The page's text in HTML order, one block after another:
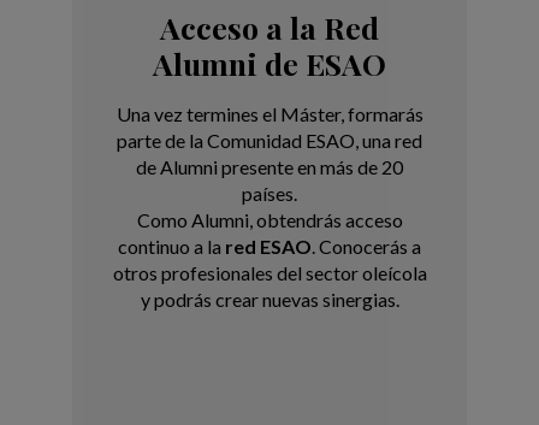
Acceso a la Red
Alumni de ESAO
Una vez termines el Máster, formarás
parte de la Comunidad ESAO, una red
de Alumni presente en más de 20
países.
Como Alumni, obtendrás acceso
continuo a la red ESAO. Conocerás a
otros profesionales del sector oleícola
y podrás crear nuevas sinergias.